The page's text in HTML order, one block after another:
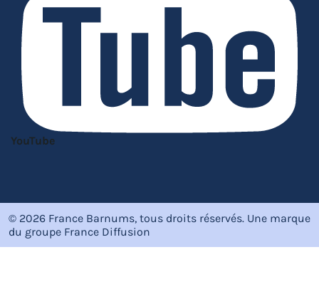
YouTube
© 2026 France Barnums, tous droits réservés. Une marque
du groupe France Diffusion